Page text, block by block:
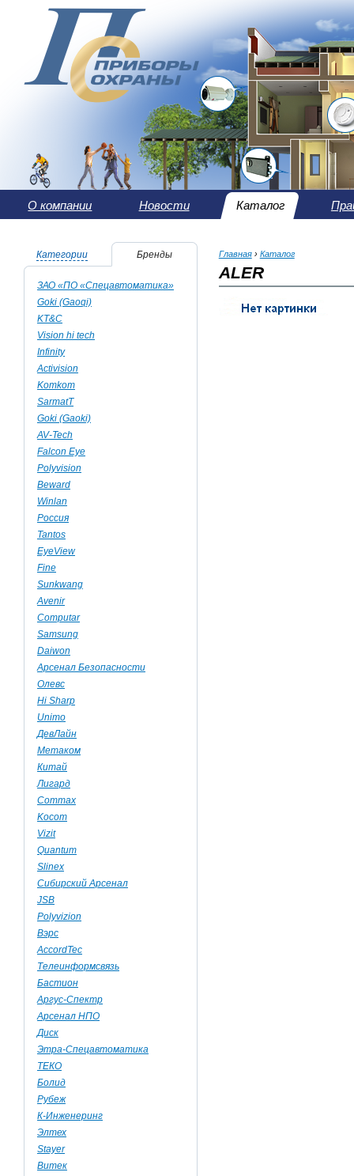
О компании Новости Каталог
Категории Бренды
ЗАО «ПО «Спецавтоматика»
Goki (Gaoqi)
KT&C
Vision hi tech
Infinity
Activision
Komkom
SarmatT
Goki (Gaoki)
AV-Tech
Falcon Eye
Polyvision
Beward
Winlan
Россия
Tantos
EyeView
Fine
Sunkwang
Avenir
Computar
Samsung
Daiwon
Арсенал Безопасности
Олевс
Hi Sharp
Unimo
ДевЛайн
Метаком
Китай
Лигард
Commax
Kocom
Vizit
Quantum
Slinex
Сибирский Арсенал
JSB
Polyvizion
Вэрс
AccordTec
Телеинформсвязь
Бастион
Аргус-Спектр
Арсенал НПО
Диск
Этра-Спецавтоматика
ТЕКО
Болид
Рубеж
К-Инженеринг
Элтех
Stayer
Витек
Главная› Каталог
ALER